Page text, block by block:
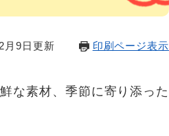
月9日更新 印刷ページ表示
な素材、季節に寄り添った